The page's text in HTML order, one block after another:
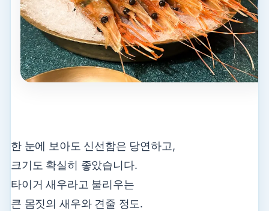
한 눈에 보아도 신선함은 당연하고,
크기도 확실히 좋았습니다.
타이거 새우라고 불리우는
큰 몸짓의 새우와 견줄 정도.